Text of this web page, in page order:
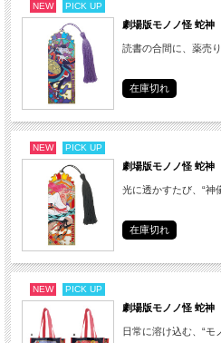
NEW PICK UP
劇場版モノノ怪 蛇
読書の合間に、薬売
在庫切れ
NEW PICK UP
劇場版モノノ怪 蛇
光に透かすたび、“神
在庫切れ
NEW PICK UP
劇場版モノノ怪 蛇
日常に溶け込む、“モ